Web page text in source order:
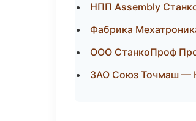
НПП Assembly
Фабрика
ООО СтанкоПроф
ЗАО Союз Точмаш —